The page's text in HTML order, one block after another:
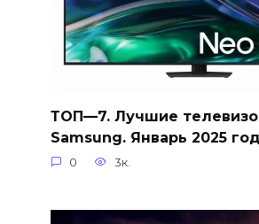
ТОП—7. Лучшие
Samsung. Январь 2025
0 3к.